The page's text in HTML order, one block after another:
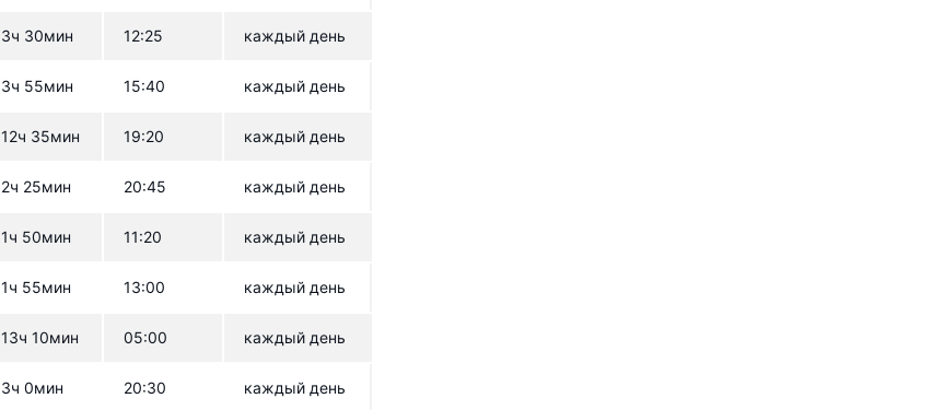
3ч 30мин 12:25 каждый день
3ч 55мин 15:40 каждый день
12ч 35мин 19:20 каждый день
2ч 25мин 20:45 каждый день
1ч 50мин 11:20 каждый день
1ч 55мин 13:00 каждый день
13ч 10мин 05:00 каждый день
3ч 0мин 20:30 каждый день